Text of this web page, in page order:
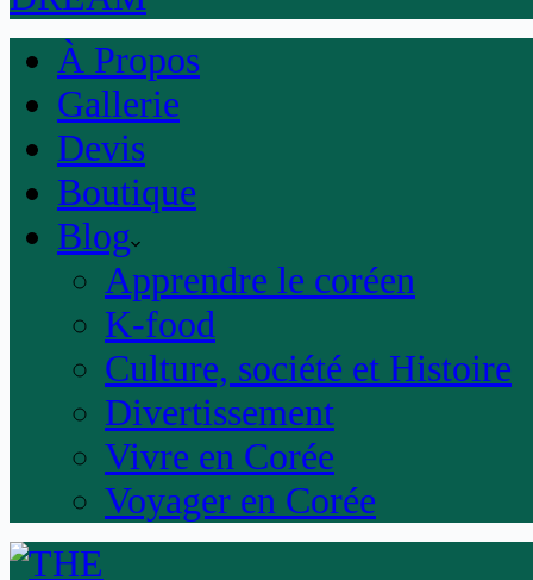
À Propos
Gallerie
Devis
Boutique
Blog
Apprendre le coréen
K-food
Culture, société et Histoire
Divertissement
Vivre en Corée
Voyager en Corée